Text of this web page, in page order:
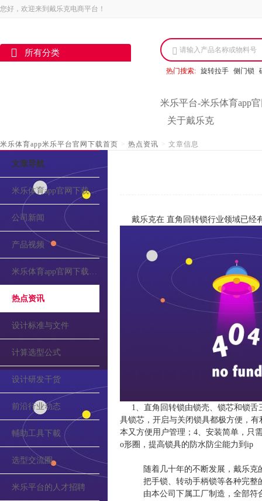
您好，欢迎来到戴乐克电商平台！
所有分类 请输入产品名称或物料号
热门搜索: 旋转拉手 侧门锁
米乐平台-米乐体育app
关于戴乐克
米乐体育app米乐平台官网下载首页 > 热点资讯 > 文章信息
文章导航
米乐体育app官网下载的介绍
公司新闻
产品视频
米乐体育app官网下载的公告
热点资讯
设计标准与文件
计算选型公式
设计研发干货
前沿行业动态
輔助工具下載
选型交流圈
米乐平台的人才招聘
戴乐克在 直角回转锁行业领域已经
1、直角回转锁由锁壳、锁芯和锁
具锁芯，开启与关闭锁具都极方便，
本又方便用户管理；4、安装简单，只
o形圈，提高锁具的防水防尘能力到ip
随着几十年的不断发展，戴乐
把手锁、转动手柄锁等各种完整
由本公司下属工厂制造，全部符